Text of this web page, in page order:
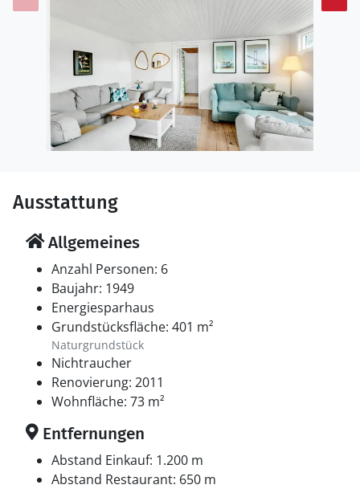
Radwege entlang der Küste entdecken können.
Machen Sie auch einen Ausflug über die imposante
Große-Belt-Brücke auf die Hauptstadtinsel Seeland.
Lassen Sie am Ende des Tages im gemütlichen
Wohnbereich die Erlebnisse des Tages Revue
passieren und freuen Sie sich auf den nächsten
schönen Urlaubstag.
Ausstattung
Allgemeines
Anzahl Personen: 6
Baujahr: 1949
Energiesparhaus
Grundstücksfläche: 401 m²
Naturgrundstück
Nichtraucher
Renovierung: 2011
Wohnfläche: 73 m²
Entfernungen
Abstand Einkauf: 1.200 m
Abstand Restaurant: 650 m